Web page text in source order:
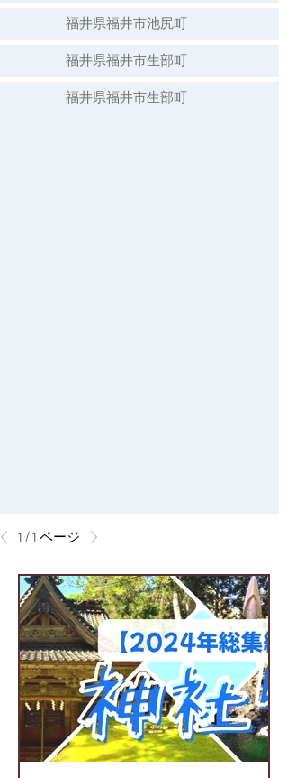
福井県福井市池尻町
福井県福井市生部町
福井県福井市生部町
1 / 1 ページ